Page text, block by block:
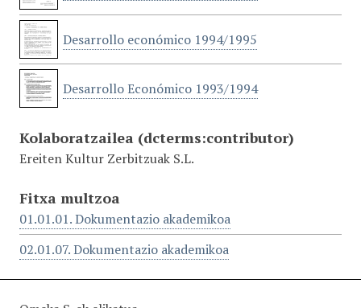
Desarrollo económico 1994/1995
Desarrollo Económico 1993/1994
Kolaboratzailea (dcterms:contributor)
Ereiten Kultur Zerbitzuak S.L.
Fitxa multzoa
01.01.01. Dokumentazio akademikoa
02.01.07. Dokumentazio akademikoa